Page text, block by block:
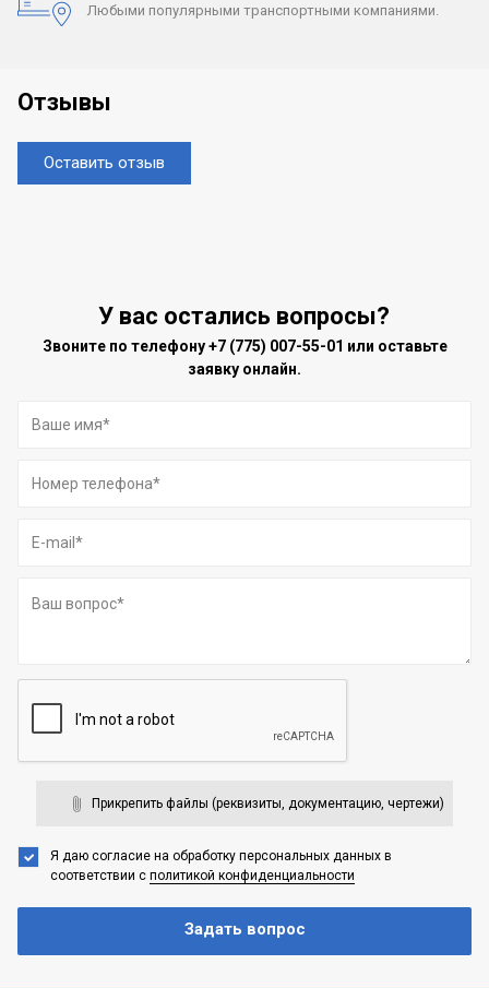
Любыми популярными транспортными компаниями.
Отзывы
Оставить отзыв
У вас остались вопросы?
Звоните по телефону+7 (775) 007-55-01 или оставьте
заявку онлайн.
Прикрепить файлы (реквизиты, документацию, чертежи)
Я даю согласие на обработку персональных данных в
соответствии с политикой конфиденциальности